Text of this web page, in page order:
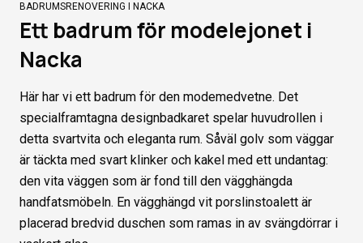
BADRUMSRENOVERING I NACKA
Ett badrum för modelejonet i
Nacka
Här har vi ett badrum för den modemedvetne. Det
specialframtagna designbadkaret spelar huvudrollen i
detta svartvita och eleganta rum. Såväl golv som väggar
är täckta med svart klinker och kakel med ett undantag:
den vita väggen som är fond till den vägghängda
handfatsmöbeln. En vägghängd vit porslinstoalett är
placerad bredvid duschen som ramas in av svängdörrar i